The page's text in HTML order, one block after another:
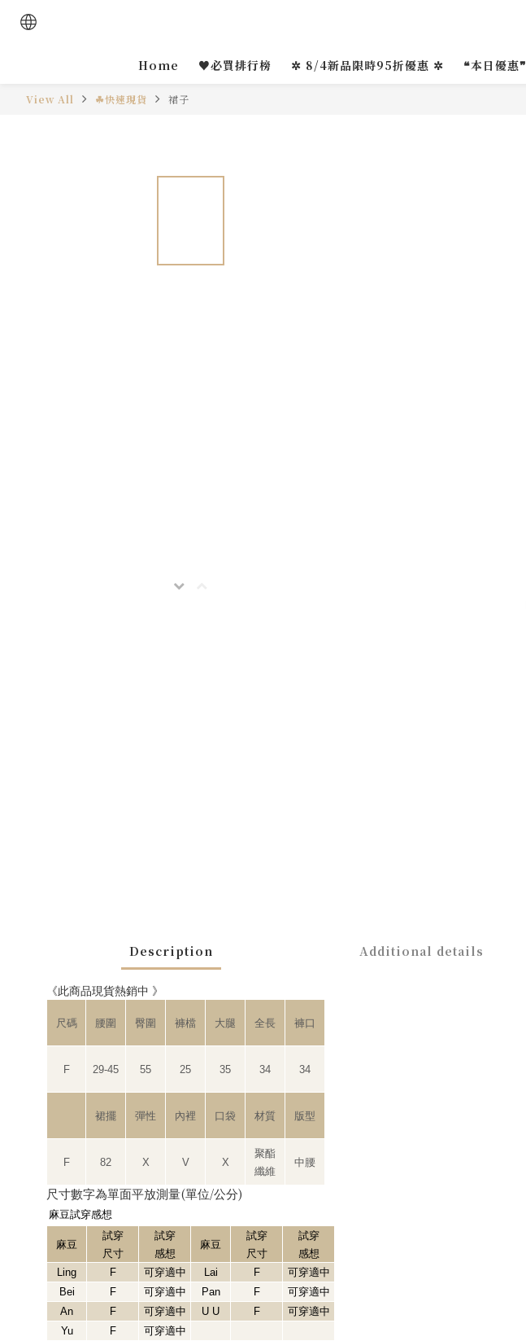
Home ♥必買排行榜 ✲ 8/4新品限時95折優惠 ✲ ❝本日優惠❞
View All ☘︎快速現貨 裙子
Description Additional details
《此商品現貨熱銷中 》
尺碼 腰圍 臀圍 褲檔 大腿 全長 褲口
F 29-45 55 25 35 34 34
裙擺 彈性 內裡 口袋 材質 版型
F 82 X V X
聚酯
纖維
中腰
尺寸數字為單面平放測量(單位/公分)
麻豆試穿感想
麻豆
試穿
尺寸
試穿
感想
麻豆
試穿
尺寸
試穿
感想
Ling
F 可穿適中 Lai F
可穿適中
Bei
F 可穿適中 Pan F
可穿適中
An
F 可穿適中 U U F
可穿適中
Yu
F
可穿適中